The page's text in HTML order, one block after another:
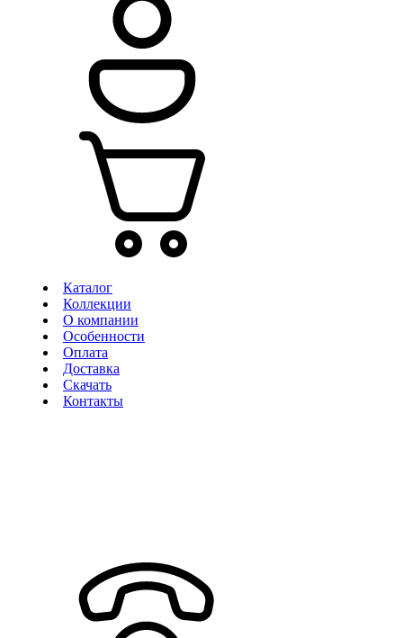
Каталог
Коллекции
О компании
Особенности
Оплата
Доставка
Скачать
Контакты